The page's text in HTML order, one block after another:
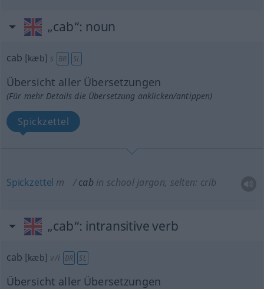
„cab“: noun
cab [kæb] s BR SL
Übersicht aller Übersetzungen
(Für mehr Details die Übersetzung anklicken/antippen)
Spickzettel
Spickzettel m cab in school jargon, selten: crib
„cab“: intransitive verb
cab [kæb] v/i BR SL
Übersicht aller Übersetzungen